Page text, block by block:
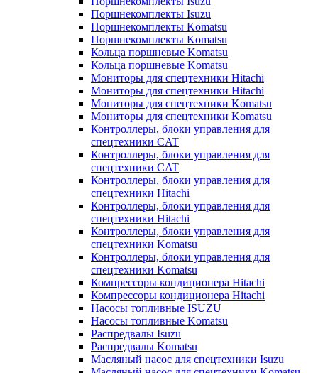
Поршнекомплекты Isuzu
Поршнекомплекты Komatsu
Поршнекомплекты Komatsu
Кольца поршневые Komatsu
Кольца поршневые Komatsu
Мониторы для спецтехники Hitachi
Мониторы для спецтехники Hitachi
Мониторы для спецтехники Komatsu
Мониторы для спецтехники Komatsu
Контроллеры, блоки управления для
спецтехники CAT
Контроллеры, блоки управления для
спецтехники CAT
Контроллеры, блоки управления для
спецтехники Hitachi
Контроллеры, блоки управления для
спецтехники Hitachi
Контроллеры, блоки управления для
спецтехники Komatsu
Контроллеры, блоки управления для
спецтехники Komatsu
Компрессоры кондиционера Hitachi
Компрессоры кондиционера Hitachi
Насосы топливные ISUZU
Насосы топливные Komatsu
Распредвалы Isuzu
Распредвалы Komatsu
Масляный насос для спецтехники Isuzu